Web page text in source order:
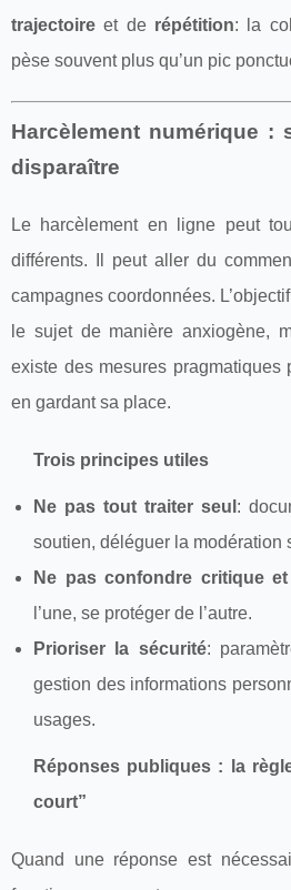
trajectoire et de répétition: la
pèse souvent plus qu’un pic
Harcèlement numérique :
disparaître
Le harcèlement en ligne peut
différents. Il peut aller du
campagnes coordonnées.
le sujet de manière anxiogène,
existe des mesures pragmatiques
en gardant sa place.
Trois principes utiles
Ne pas tout traiter seul :
soutien, déléguer la modération
Ne pas confondre critique
l’une, se protéger de l’autre.
Prioriser la sécurité:
gestion des informations
usages.
Réponses publiques : la
court”
Quand une réponse est